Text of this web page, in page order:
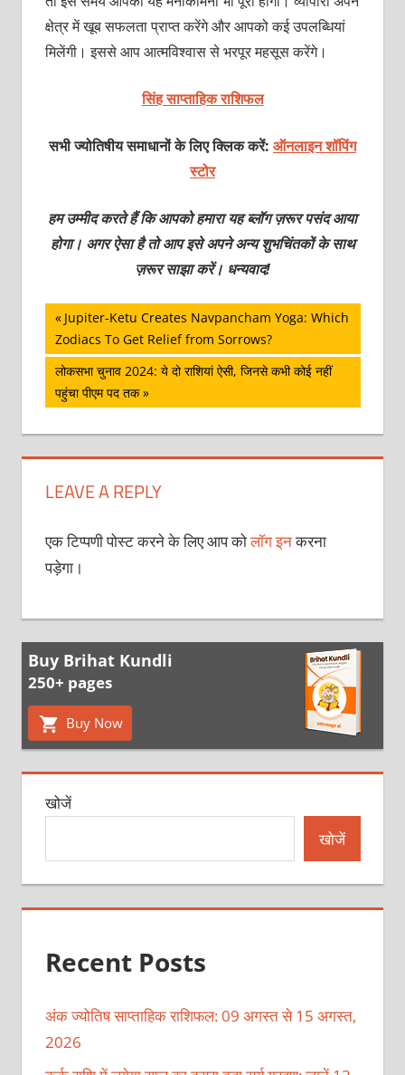
क्षेत्र में खूब सफलता प्राप्‍त करेंगे और आपको कई उपलब्धियां
मिलेंगी। इससे आप आत्‍मविश्‍वास से भरपूर महसूस करेंगे।
सिंह साप्ताहिक राशिफल
सभी ज्योतिषीय समाधानों के लिए क्लिक करें: ऑनलाइन शॉपिंग
स्टोर
हम उम्मीद करते हैं कि आपको हमारा यह ब्लॉग ज़रूर पसंद आया
होगा। अगर ऐसा है तो आप इसे अपने अन्य शुभचिंतकों के साथ
ज़रूर साझा करें। धन्यवाद!
पोस्ट
नेविगेशन
Previous
Post:
Jupiter-Ketu Creates Navpancham Yoga: Which
Zodiacs To Get Relief from Sorrows?
Next
Post:
लोकसभा चुनाव 2024: ये दो राशियां ऐसी, जिनसे कभी कोई नहीं
पहुंचा पीएम पद तक
LEAVE A REPLY
एक टिप्पणी पोस्ट करने के लिए आप कोलॉग इनकरना
पड़ेगा।
Buy Brihat Kundli
250+ pages
Buy Now
खोजें
खोजें
Recent Posts
अंक ज्योतिष साप्ताहिक राशिफल: 09 अगस्त से 15 अगस्त,
2026